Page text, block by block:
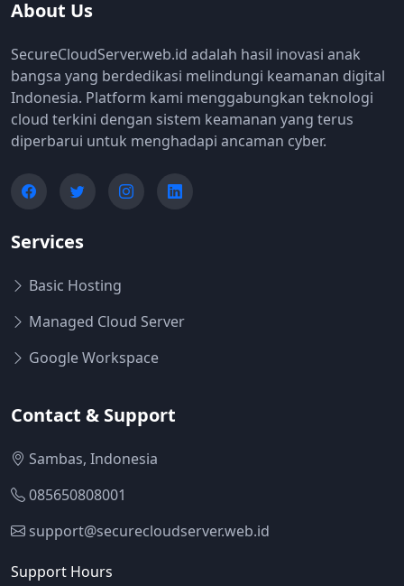
About Us
SecureCloudServer.web.id adalah hasil inovasi anak
bangsa yang berdedikasi melindungi keamanan digital
Indonesia. Platform kami menggabungkan teknologi
cloud terkini dengan sistem keamanan yang terus
diperbarui untuk menghadapi ancaman cyber.
Services
Basic Hosting
Managed Cloud Server
Google Workspace
Contact & Support
Sambas, Indonesia
085650808001
support@securecloudserver.web.id
Support Hours